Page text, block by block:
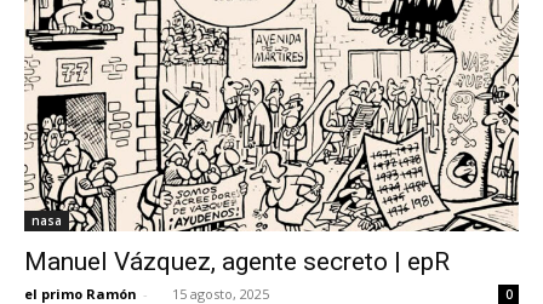
nasa
Manuel Vázquez, agente secreto | epR
el primo Ramón - 15 agosto, 2025 0